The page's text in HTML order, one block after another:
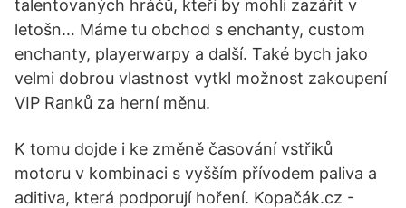
talentovaných hráčů, kteří by mohli zazářit v
letošn… Máme tu obchod s enchanty, custom
enchanty, playerwarpy a další. Také bych jako
velmi dobrou vlastnost vytkl možnost zakoupení
VIP Ranků za herní měnu.
K tomu dojde i ke změně časování vstřiků
motoru v kombinaci s vyšším přívodem paliva a
aditiva, která podporují hoření. Kopačák.cz -